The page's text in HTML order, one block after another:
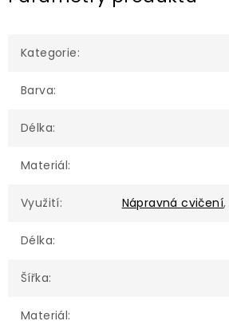
Kategorie:
Barva:
Délka:
Materiál:
Využití: Nápravná cvičení,
Délka:
Šířka:
Materiál: